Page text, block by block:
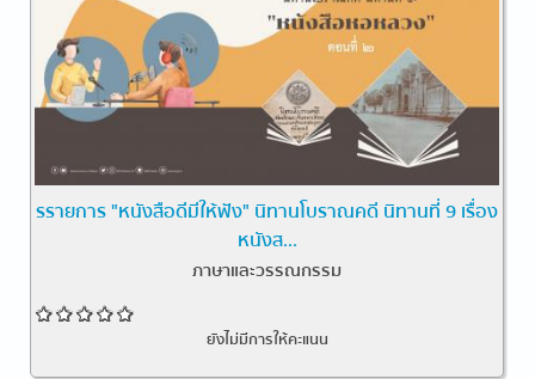
รรายการ "หนังสือดีมีให้ฟัง" นิทานโบราณคดี นิทานที่ 9 เรื่อง
หนังส...
ภาษาและวรรณกรรม
ยังไม่มีการให้คะแนน